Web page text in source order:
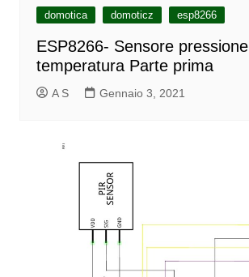
domotica domoticz esp8266
ESP8266- Sensore pressione
temperatura Parte prima
A S Gennaio 3, 2021